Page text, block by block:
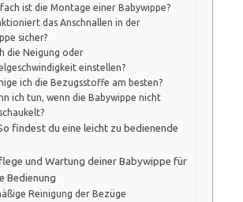
ist die Montage einer Babywippe?
das Anschnallen in der
sicher?
die Neigung oder
einstellen?
ich die Bezugsstoffe am besten?
ich tun, wenn die Babywippe nicht
findest du eine leicht zu bedienende
und Wartung deiner Babywippe für
Bedienung
Reinigung der Bezüge